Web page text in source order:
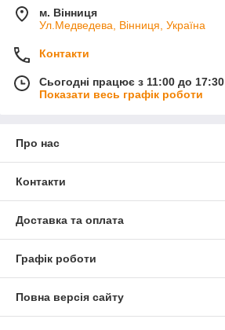
м. Вінниця
Ул.Медведева, Вінниця, Україна
Контакти
Сьогодні працює з 11:00 до 17:30
Показати весь графік роботи
Про нас
Контакти
Доставка та оплата
Графік роботи
Повна версія сайту